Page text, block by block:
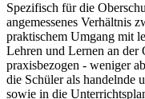
Spezifisch für die
angemessenes Verhältnis
praktischem Umgang mit
Lehren und Lernen an der
praxisbezogen - weniger
die Schüler als handelnde
sowie in die